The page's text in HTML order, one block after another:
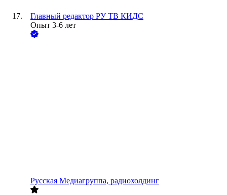
Главный редактор РУ ТВ КИДС
Опыт 3-6 лет
Русская Медиагруппа, радиохолдинг